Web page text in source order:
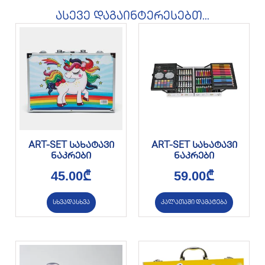
ასევე დაგაინტერესებთ...
ART-SET სახატავი
ნაკრები
45.00₾
სხვადასხვა
ART-SET სახატავი
ნაკრები
59.00₾
კალათაში დამატება